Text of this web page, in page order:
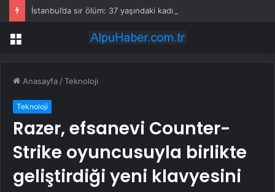
Menü
Anasayfa /Teknoloji
Teknoloji
Razer, efsanevi Counter-
Strike oyuncusuyla birlikte
geliştirdiği yeni klavyesini